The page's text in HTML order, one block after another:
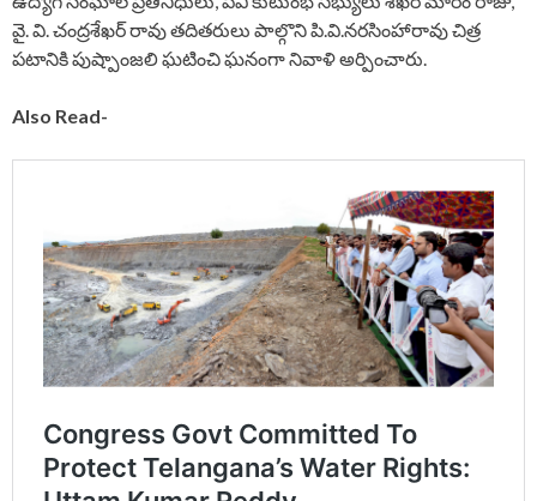
వై. వి. చంద్రశేఖర్ రావు తదితరులు పాల్గొని పి.వి.నరసింహారావు చిత్ర
పటానికి పుష్పాంజలి ఘటించి ఘనంగా నివాళి అర్పించారు.
Also Read-